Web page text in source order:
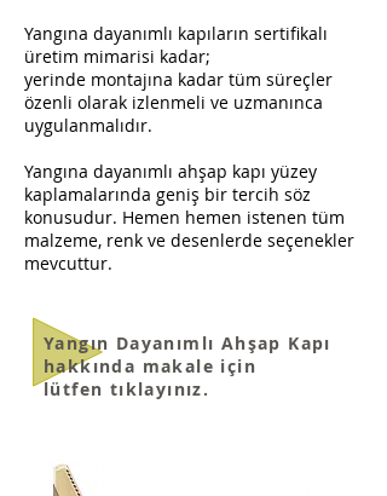
Yangına dayanımlı kapıların sertifikalı
üretim mimarisi kadar;
yerinde montajına kadar tüm süreçler
özenli olarak izlenmeli ve uzmanınca
uygulanmalıdır.
Yangına dayanımlı ahşap kapı yüzey
kaplamalarında geniş bir tercih söz
konusudur. Hemen hemen istenen tüm
malzeme, renk ve desenlerde seçenekler
mevcuttur.
Yangın Dayanımlı Ahşap Kapı
hakkında makale için
lütfen tıklayınız.